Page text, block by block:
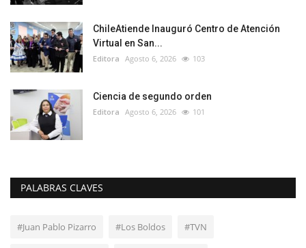
ChileAtiende Inauguró Centro de Atención
Virtual en San...
Editora Agosto 6, 2026 103
Ciencia de segundo orden
Editora Agosto 6, 2026 101
PALABRAS CLAVES
#Juan Pablo Pizarro #Los Boldos #TVN